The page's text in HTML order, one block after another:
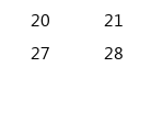
20
21
27
28